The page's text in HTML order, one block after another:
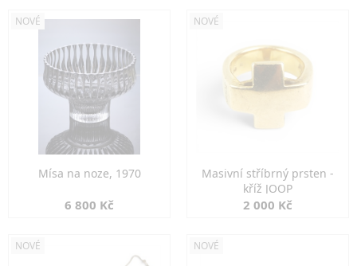
NOVÉ
Mísa na noze, 1970
6 800 Kč
NOVÉ
Masivní stříbrný prsten -
kříž JOOP
2 000 Kč
NOVÉ NOVÉ